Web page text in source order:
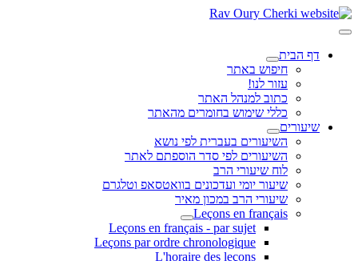
דף הבית
חיפוש באתר
עזור לנו!
כתוב למנהל האתר
כללי שימוש בחומרים מהאתר
שיעורים
השיעורים בעברית לפי נושא
השיעורים לפי סדר הוספתם לאתר
לוח שיעורי הרב
שיעור יומי ועדכונים בוואטסאפ וטלגרם
שיעורי הרב במכון מאיר
Leçons en français
Leçons en français - par sujet
Leçons par ordre chronologique
L'horaire des leçons